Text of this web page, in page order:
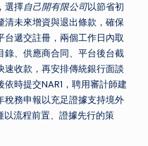
選擇自己開有限公司以節省初
清未來增資與退出條款，確保
遞交註冊，兩個工作日內取
錄、供應商合同、平台後台截
速收款，再安排傳統銀行面談
時提交NAR1，聘用審計師建
稅務申報以充足證據支持境外
以流程前置、證據先行的策